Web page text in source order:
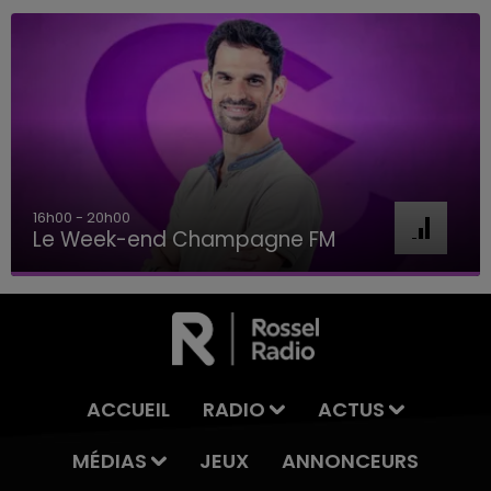
7h00 - 11h00
BEST OF
ACCUEIL RADIO
ACTUS
MÉDIAS
JEUX ANNONCEURS